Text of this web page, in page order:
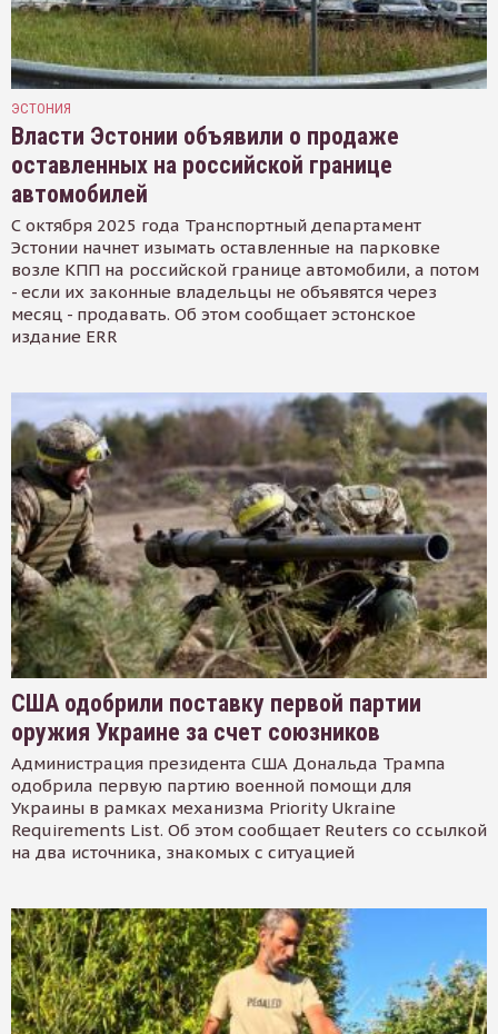
ЭСТОНИЯ
Власти Эстонии объявили о продаже
оставленных на российской границе
автомобилей
С октября 2025 года Транспортный департамент
Эстонии начнет изымать оставленные на парковке
возле КПП на российской границе автомобили, а потом
- если их законные владельцы не объявятся через
месяц - продавать. Об этом сообщает эстонское
издание ERR
США одобрили поставку первой партии
оружия Украине за счет союзников
Администрация президента США Дональда Трампа
одобрила первую партию военной помощи для
Украины в рамках механизма Priority Ukraine
Requirements List. Об этом сообщает Reuters со ссылкой
на два источника, знакомых с ситуацией